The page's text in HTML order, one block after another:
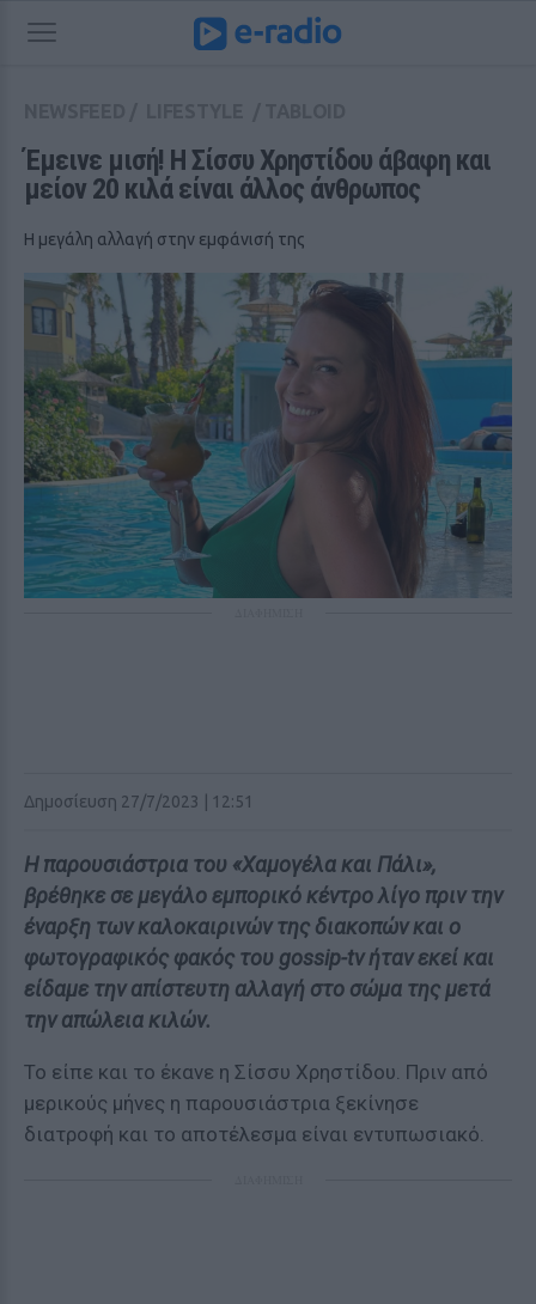
Έμεινε μισή! Η Σίσσυ Χρηστίδου άβαφη και
μείον 20 κιλά είναι άλλος άνθρωπος
Η μεγάλη αλλαγή στην εμφάνισή της
Δημοσίευση 27/7/2023 | 12:51
Η παρουσιάστρια του «Χαμογέλα και Πάλι»,
βρέθηκε σε μεγάλο εμπορικό κέντρο λίγο πριν την
έναρξη των καλοκαιρινών της διακοπών και ο
φωτογραφικός φακός του gossip-tv ήταν εκεί και
είδαμε την απίστευτη αλλαγή στο σώμα της μετά
την απώλεια κιλών.
Το είπε και το έκανε η Σίσσυ Χρηστίδου. Πριν από
μερικούς μήνες η παρουσιάστρια ξεκίνησε
διατροφή και το αποτέλεσμα είναι εντυπωσιακό.